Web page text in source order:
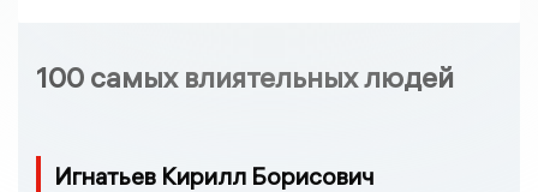
100 самых влиятельных людей
Игнатьев Кирилл Борисович